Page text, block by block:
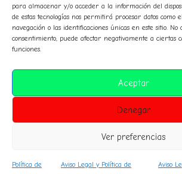
para almacenar y/o acceder a la información del
de estas tecnologías nos permitirá procesar datos como
navegación o las identificaciones únicas en este sitio.
consentimiento, puede afectar negativamente a ciertas
funciones.
Aceptar
Denegar
Ver preferencias
Política de Aviso Legal y Política de Aviso
49º 50º 51º 52º 53º 54º 55º
59º
audio
Clasificaciones
normas
sorteo